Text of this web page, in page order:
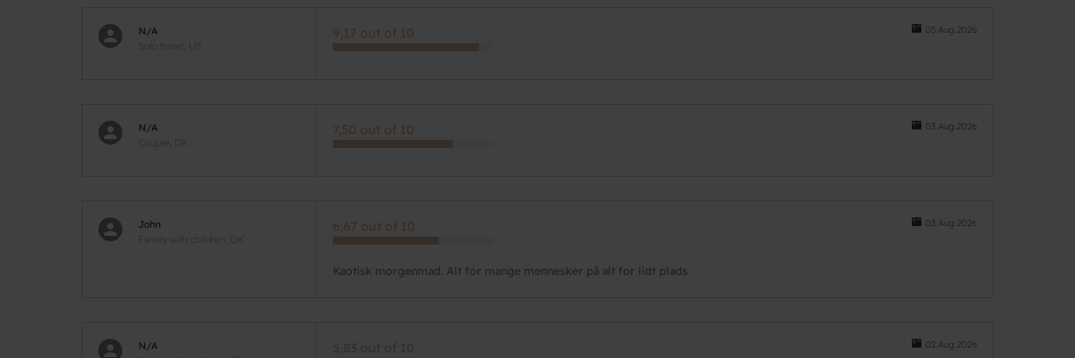
N/A
05.Aug.2026
9,17 out of 10
N/A
Couple, DK
03.Aug.2026
7,50 out of 10
John
Family with children, DK
03.Aug.2026
6,67 out of 10
Kaotisk morgenmad. Alt for mange mennesker på alt for lidt plads
N/A
02.Aug.2026
5,83 out of 10